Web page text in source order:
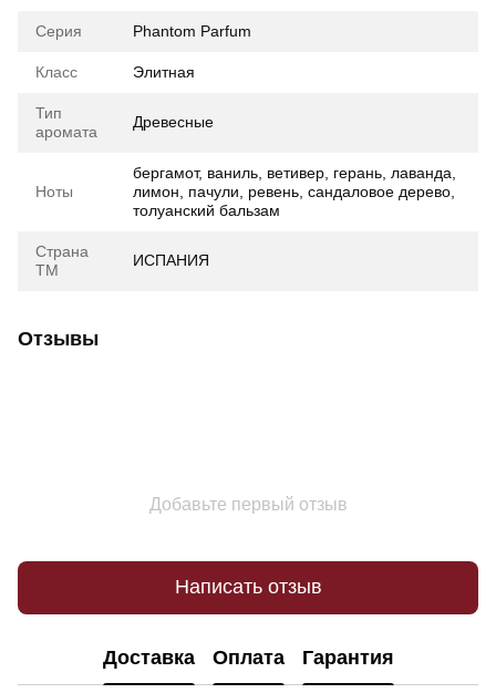
Серия Phantom Parfum
Класс Элитная
Тип
аромата
Древесные
Ноты
бергамот, ваниль, ветивер, герань, лаванда,
лимон, пачули, ревень, сандаловое дерево,
толуанский бальзам
Страна
ТМ
ИСПАНИЯ
Отзывы
Добавьте первый отзыв
Написать отзыв
Доставка Оплата Гарантия